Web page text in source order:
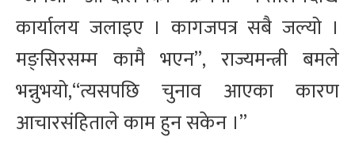
कार्यालय जलाइए । कागजपत्र सबै जल्यो ।
मङ्सिरसम्म कामै भएन”, राज्यमन्त्री बमले
भन्नुभयो,“त्यसपछि चुनाव आएका कारण
आचारसंहिताले काम हुन सकेन ।”